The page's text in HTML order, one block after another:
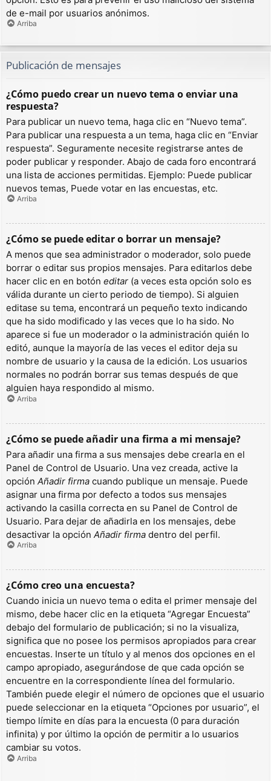
de e-mail por usuarios anónimos.
Arriba
Publicación de mensajes
¿Cómo puedo crear un nuevo tema o enviar una
respuesta?
Para publicar un nuevo tema, haga clic en “Nuevo tema”.
Para publicar una respuesta a un tema, haga clic en “Enviar
respuesta”. Seguramente necesite registrarse antes de
poder publicar y responder. Abajo de cada foro encontrará
una lista de acciones permitidas. Ejemplo: Puede publicar
nuevos temas, Puede votar en las encuestas, etc.
Arriba
¿Cómo se puede editar o borrar un mensaje?
A menos que sea administrador o moderador, solo puede
borrar o editar sus propios mensajes. Para editarlos debe
hacer clic en en botón editar (a veces esta opción solo es
válida durante un cierto periodo de tiempo). Si alguien
editase su tema, encontrará un pequeño texto indicando
que ha sido modificado y las veces que lo ha sido. No
aparece si fue un moderador o la administración quién lo
editó, aunque la mayoría de las veces el editor deja su
nombre de usuario y la causa de la edición. Los usuarios
normales no podrán borrar sus temas después de que
alguien haya respondido al mismo.
Arriba
¿Cómo se puede añadir una firma a mi mensaje?
Para añadir una firma a sus mensajes debe crearla en el
Panel de Control de Usuario. Una vez creada, active la
opción Añadir firma cuando publique un mensaje. Puede
asignar una firma por defecto a todos sus mensajes
activando la casilla correcta en su Panel de Control de
Usuario. Para dejar de añadirla en los mensajes, debe
desactivar la opción Añadir firma dentro del perfil.
Arriba
¿Cómo creo una encuesta?
Cuando inicia un nuevo tema o edita el primer mensaje del
mismo, debe hacer clic en la etiqueta “Agregar Encuesta”
debajo del formulario de publicación; si no la visualiza,
significa que no posee los permisos apropiados para crear
encuestas. Inserte un título y al menos dos opciones en el
campo apropiado, asegurándose de que cada opción se
encuentre en la correspondiente línea del formulario.
También puede elegir el número de opciones que el usuario
puede seleccionar en la etiqueta “Opciones por usuario”, el
tiempo límite en días para la encuesta (0 para duración
infinita) y por último la opción de permitir a lo usuarios
cambiar su votos.
Arriba